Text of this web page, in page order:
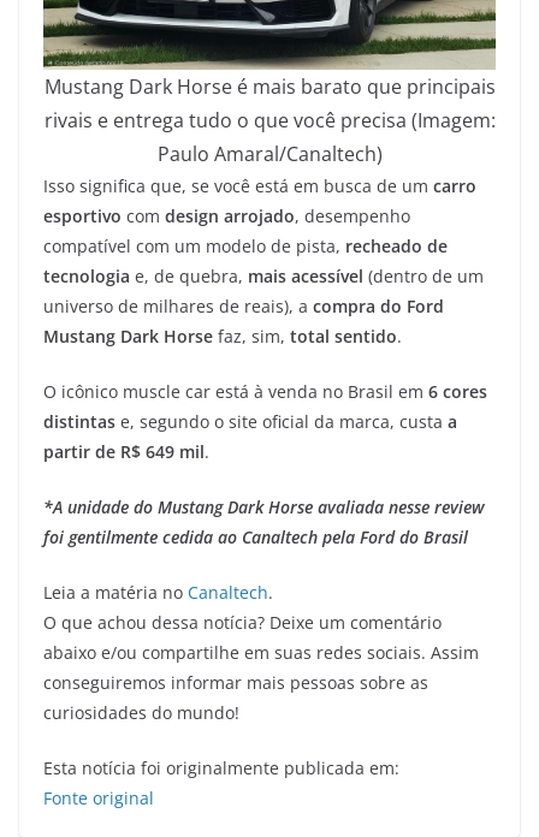
Mustang Dark Horse é mais barato que principais
rivais e entrega tudo o que você precisa (Imagem:
Paulo Amaral/Canaltech)
Isso significa que, se você está em busca de um carro
esportivo com design arrojado, desempenho
compatível com um modelo de pista, recheado de
tecnologia e, de quebra, mais acessível (dentro de um
universo de milhares de reais), a compra do Ford
Mustang Dark Horse faz, sim, total sentido.
O icônico muscle car está à venda no Brasil em 6 cores
distintas e, segundo o site oficial da marca, custa a
partir de R$ 649 mil.
*A unidade do Mustang Dark Horse avaliada nesse review
foi gentilmente cedida ao Canaltech pela Ford do Brasil
Leia a matéria no Canaltech.
O que achou dessa notícia? Deixe um comentário
abaixo e/ou compartilhe em suas redes sociais. Assim
conseguiremos informar mais pessoas sobre as
curiosidades do mundo!
Esta notícia foi originalmente publicada em:
Fonte original